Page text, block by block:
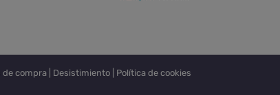
de compra Desistimiento Política de cookies